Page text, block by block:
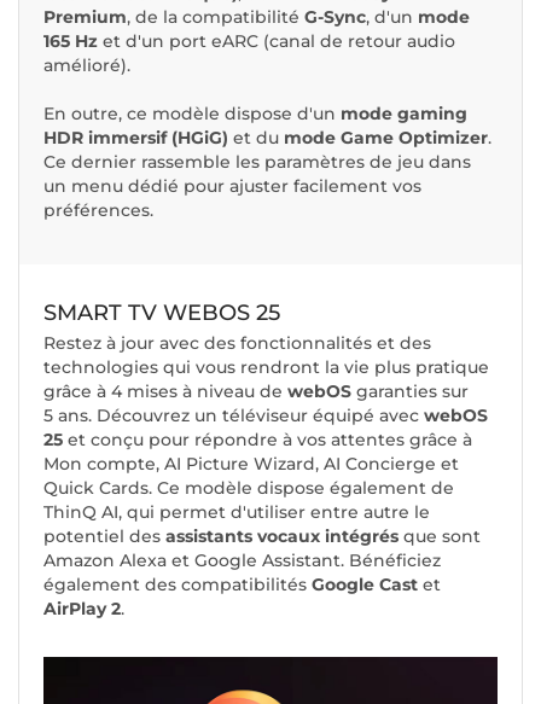
Premium, de la compatibilité G-Sync, d'un mode
165 Hz et d'un port eARC (canal de retour audio
amélioré).
En outre, ce modèle dispose d'un mode gaming
HDR immersif (HGiG) et du mode Game Optimizer.
Ce dernier rassemble les paramètres de jeu dans
un menu dédié pour ajuster facilement vos
préférences.
SMART TV WEBOS 25
Restez à jour avec des fonctionnalités et des
technologies qui vous rendront la vie plus pratique
grâce à 4 mises à niveau de webOS garanties sur
5 ans. Découvrez un téléviseur équipé avec webOS
25 et conçu pour répondre à vos attentes grâce à
Mon compte, AI Picture Wizard, AI Concierge et
Quick Cards. Ce modèle dispose également de
ThinQ AI, qui permet d'utiliser entre autre le
potentiel des assistants vocaux intégrés que sont
Amazon Alexa et Google Assistant. Bénéficiez
également des compatibilités Google Cast et
AirPlay 2.